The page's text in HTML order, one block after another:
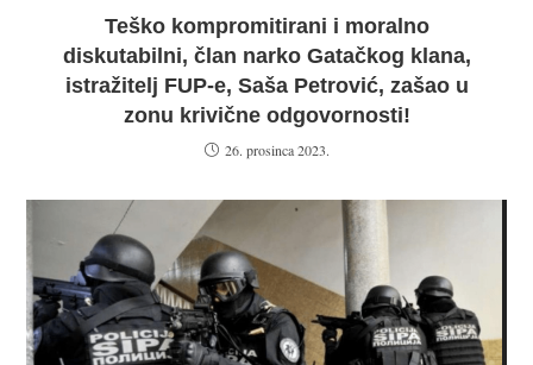
Teško kompromitirani i moralno
diskutabilni, član narko Gatačkog klana,
istražitelj FUP-e, Saša Petrović, zašao u
zonu krivične odgovornosti!
26. prosinca 2023.